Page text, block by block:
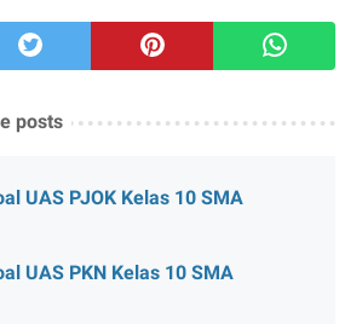
posts
UAS PJOK Kelas 10 SMA
UAS PKN Kelas 10 SMA